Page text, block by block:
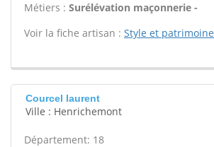
Métiers : Surélévation maçonnerie -
Voir la fiche artisan : Style et patrimoine
Courcel laurent
Ville : Henrichemont
Département: 18